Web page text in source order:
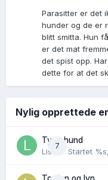
Parasitter er det
hunder og de er
blitt smitta. Hun
er det mat
det spist opp.
dette for at det
Nylig opprettede
7
Tynn hund
Lisen
· Startet